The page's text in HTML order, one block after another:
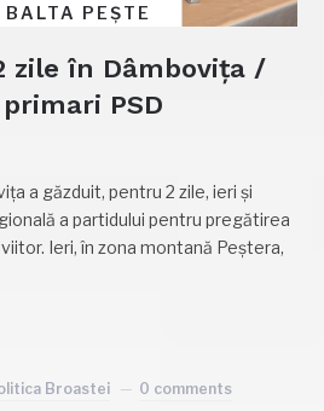
BALTA PEȘTE
zile în Dâmbovița /
PSD
a găzduit, pentru 2 zile, ieri și
a partidului pentru pregătirea
Ieri, în zona montană Peștera,
Broastei 0 comments